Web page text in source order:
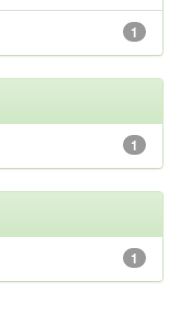
1
1
1